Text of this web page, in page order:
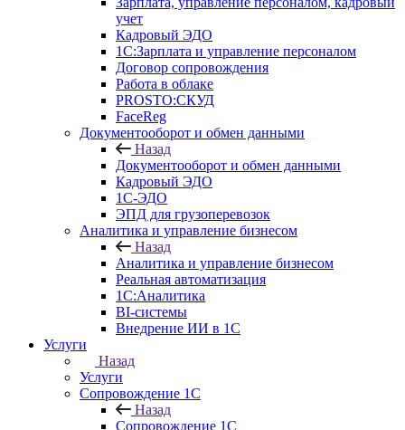
учет
Кадровый ЭДО
1С:Зарплата и управление персоналом
Договор сопровождения
Работа в облаке
PROSTO:СКУД
FaceReg
Документооборот и обмен данными
Назад
Документооборот и обмен данными
Кадровый ЭДО
1С-ЭДО
ЭПД для грузоперевозок
Аналитика и управление бизнесом
Назад
Аналитика и управление бизнесом
Реальная автоматизация
1С:Аналитика
BI-системы
Внедрение ИИ в 1С
Услуги
Назад
Услуги
Сопровождение 1С
Назад
Сопровождение 1С